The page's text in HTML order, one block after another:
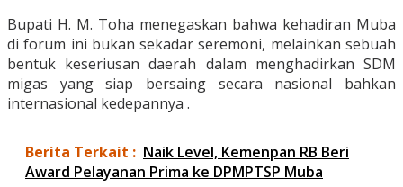
Bupati H. M. Toha menegaskan bahwa kehadiran Muba
di forum ini bukan sekadar seremoni, melainkan sebuah
bentuk keseriusan daerah dalam menghadirkan SDM
migas yang siap bersaing secara nasional bahkan
internasional kedepannya .
Berita Terkait : Naik Level, Kemenpan RB Beri
Award Pelayanan Prima ke DPMPTSP Muba